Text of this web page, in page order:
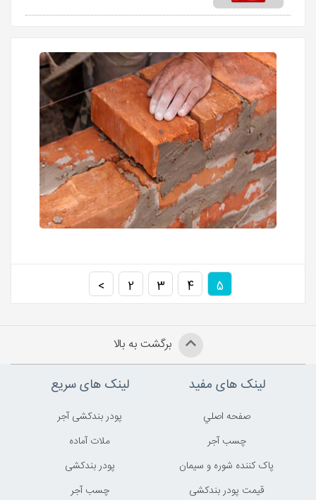
> 2 3 4 5
برگشت به بالا
لینک های مفید
صفحه اصلي
چسب آجر
پاک کننده شوره و سیمان
قیمت پودر بندکشی
لینک های سریع
پودر بندکشی آجر
ملات آماده
پودر بندکشی
چسب آجر